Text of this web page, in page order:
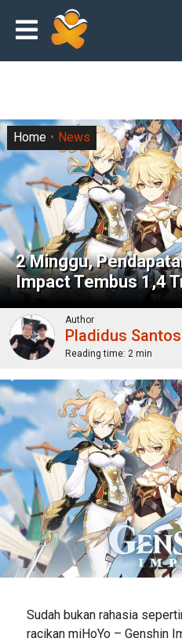
2 Minggu,
Impact Tembus 1,4
Home News
Author
Pladidus
Reading time: 2 min
Sudah bukan rahasia
racikan miHoYo – Genshin